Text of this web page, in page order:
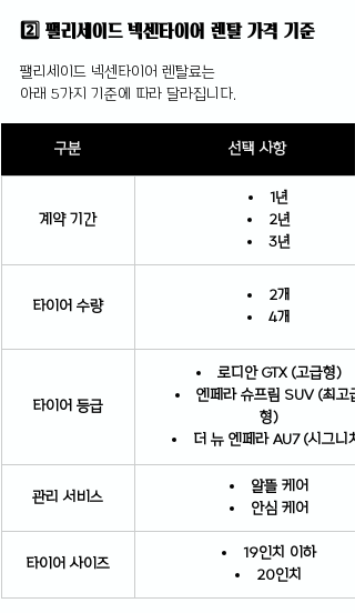
2️⃣ 팰리세이드 넥센타이어 렌탈 가격 기준
팰리세이드 넥센타이어 렌탈료는
아래 5가지 기준에 따라 달라집니다.
구분 선택 사항
계약 기간
1년
2년
3년
타이어 수량
2개
4개
타이어 등급
로디안 GTX (고급형)
엔페라 슈프림 SUV (최고급
형)
더 뉴 엔페라 AU7 (시그니처)
관리 서비스
알뜰 케어
안심 케어
타이어 사이즈
19인치 이하
20인치